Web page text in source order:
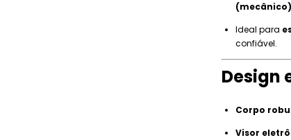
(mecânico)
Ideal para
confiável.
Design
Corpo
Visor